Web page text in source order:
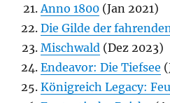
Anno 1800 (Jan 2021)
Die Gilde der
Mischwald (Dez 2023)
Endeavor: Die Tiefsee
Königreich Legacy: